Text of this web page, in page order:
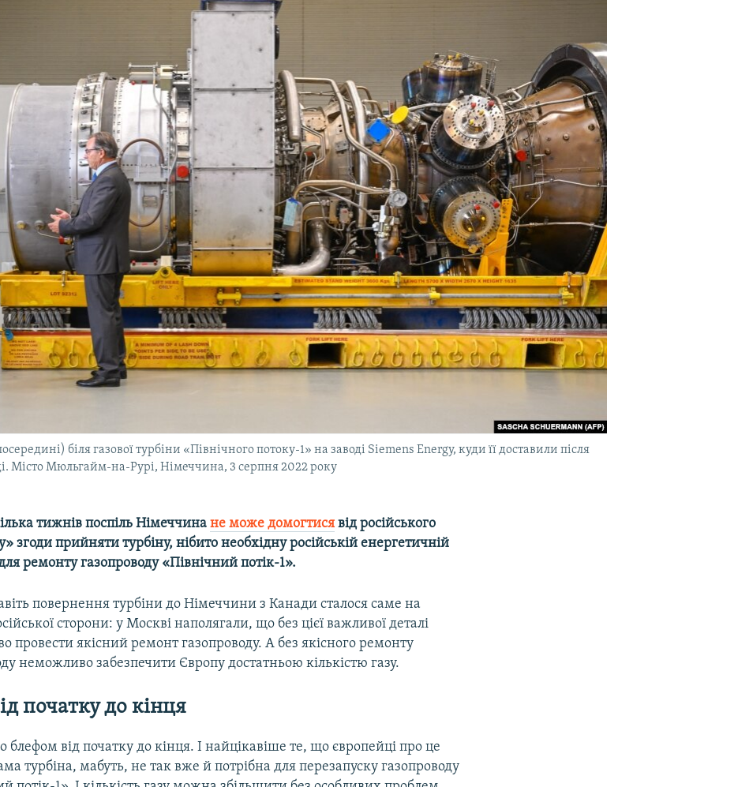
біля газової турбіни «Північного потоку-1» на заводі Siemens Energy, куди її доставили після
Місто Мюльгайм-на-Рурі, Німеччина, 3 серпня 2022 року
тижнів поспіль Німеччинане може домогтися від російського
згоди прийняти турбіну, нібито необхідну російській енергетичній
ремонту газопроводу «Північний потік-1».
повернення турбіни до Німеччини з Канади сталося саме на
сторони: у Москві наполягали, що без цієї важливої деталі
провести якісний ремонт газопроводу. А без якісного ремонту
неможливо забезпечити Європу достатньою кількістю газу.
початку до кінця
блефом від початку до кінця. І найцікавіше те, що європейці про це
турбіна, мабуть, не так вже й потрібна для перезапуску газопроводу